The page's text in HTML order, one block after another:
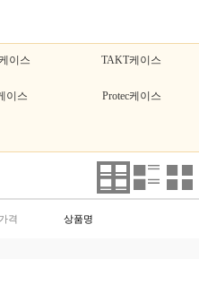
이스 TAKT케이스
이스 Protec케이스
격 상품명